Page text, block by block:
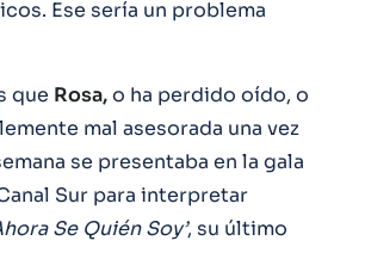
Ese sería un problema
que Rosa,o ha perdido oído, o
mal asesorada una vez
se presentaba en la gala
Sur para interpretar
Se Quién Soy’, su último